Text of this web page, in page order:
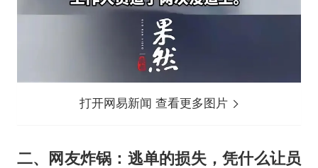
打开网易新闻 查看更多图片
二、网友炸锅：逃单的损失，凭什么让员